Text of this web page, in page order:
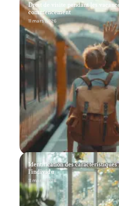
Droit de visite pendant les
commencement
11 mars 2026
Identification des caractéristiques
l’individu
11 mars 2026